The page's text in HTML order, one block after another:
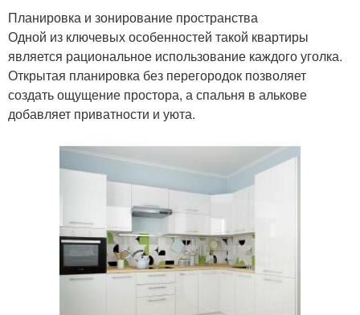
Планировка и зонирование пространства
Одной из ключевых особенностей такой квартиры
является рациональное использование каждого уголка.
Открытая планировка без перегородок позволяет
создать ощущение простора, а спальня в алькове
добавляет приватности и уюта.